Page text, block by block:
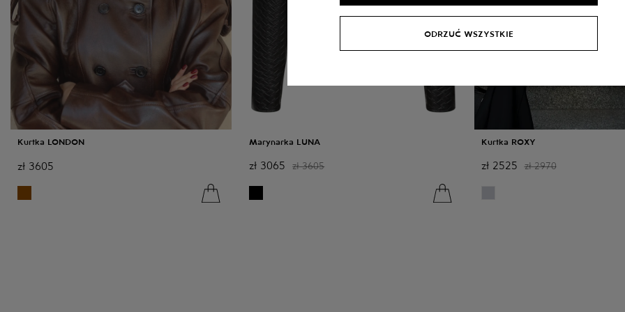
ODRZUĆ WSZYSTKIE
Kurtka LONDON
zł 3605
Marynarka LUNA
zł 3065 zł 3605
Kurtka ROXY
zł 2525 zł 2970